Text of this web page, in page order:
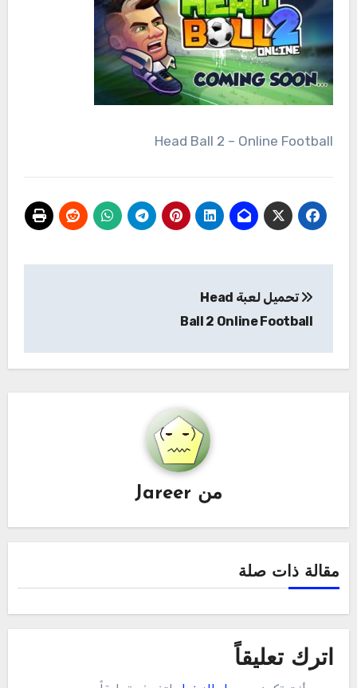
Head Ball 2 – Online Football
المقالات
تحميل لعبة Head
Ball 2 Online Football
من Jareer
مقالة ذات صلة
اترك تعليقاً